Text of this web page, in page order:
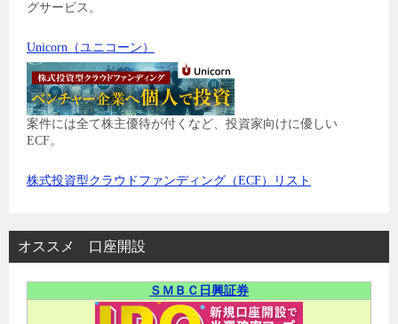
グサービス。
Unicorn（ユニコーン）
案件には全て株主優待が付くなど、投資家向けに優しい
ECF。
株式投資型クラウドファンディング（ECF）リスト
オススメ 口座開設
ＳＭＢＣ日興証券